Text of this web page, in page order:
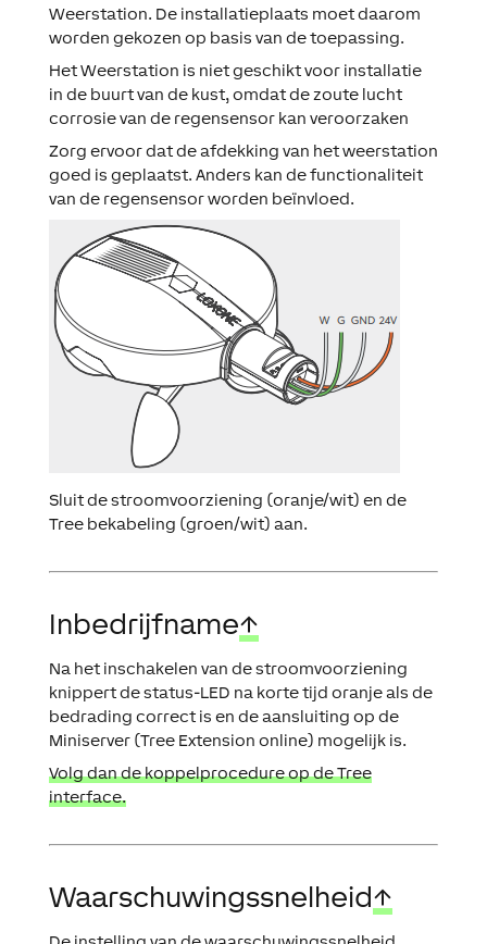
Weerstation. De installatieplaats moet daarom
worden gekozen op basis van de toepassing.
Het Weerstation is niet geschikt voor installatie
in de buurt van de kust, omdat de zoute lucht
corrosie van de regensensor kan veroorzaken
Zorg ervoor dat de afdekking van het weerstation
goed is geplaatst. Anders kan de functionaliteit
van de regensensor worden beïnvloed.
Sluit de stroomvoorziening (oranje/wit) en de
Tree bekabeling (groen/wit) aan.
Inbedrijfname↑
Na het inschakelen van de stroomvoorziening
knippert de status-LED na korte tijd oranje als de
bedrading correct is en de aansluiting op de
Miniserver (Tree Extension online) mogelijk is.
Volg dan de koppelprocedure op de Tree
interface.
Waarschuwingssnelheid↑